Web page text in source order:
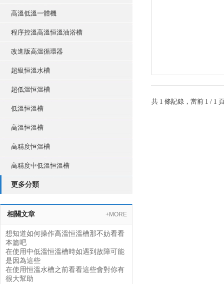
高溫低溫一體機
程序控溫高溫恒溫油浴槽
改進版高溫循環器
超級恒溫水槽
超低溫恒溫槽
低溫恒溫槽
高溫恒溫槽
高精度恒溫槽
高精度中低溫恒溫槽
更多分類
相關文章 +MORE
想知道如何操作高溫恒溫槽那不妨看看
本篇吧
在使用中低溫恒溫槽時如遇到故障可能
是因為這些
在使用恒溫水槽之前看看這些會對你有
很大幫助
共 1 條記錄，當前 1